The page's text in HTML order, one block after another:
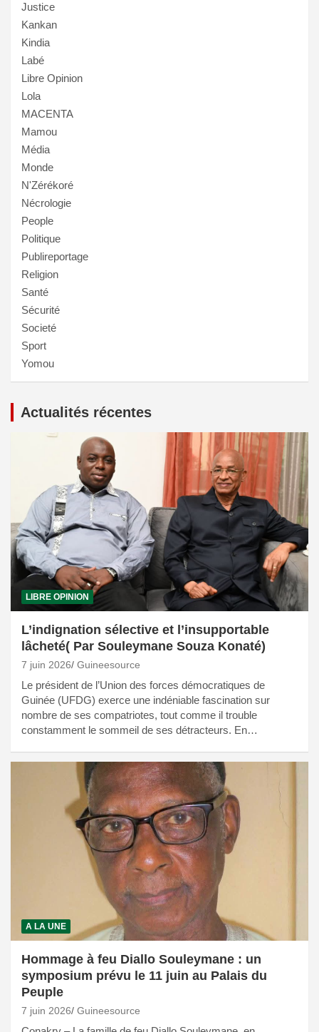
Justice
Kankan
Kindia
Labé
Libre Opinion
Lola
MACENTA
Mamou
Média
Monde
N'Zérékoré
Nécrologie
People
Politique
Publireportage
Religion
Santé
Sécurité
Societé
Sport
Yomou
Actualités récentes
LIBRE OPINION
L’indignation sélective et l’insupportable
lâcheté( Par Souleymane Souza Konaté)
7 juin 2026 Guineesource
Le président de l’Union des forces démocratiques de
Guinée (UFDG) exerce une indéniable fascination sur
nombre de ses compatriotes, tout comme il trouble
constamment le sommeil de ses détracteurs. En…
A LA UNE
Hommage à feu Diallo Souleymane : un
symposium prévu le 11 juin au Palais du
Peuple
7 juin 2026 Guineesource